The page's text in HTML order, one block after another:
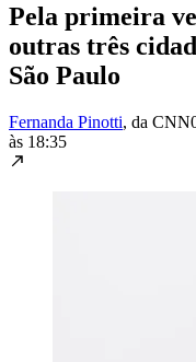
Pela primeira
outras três
São Paulo
Fernanda Pinotti, da CNN
às 18:35